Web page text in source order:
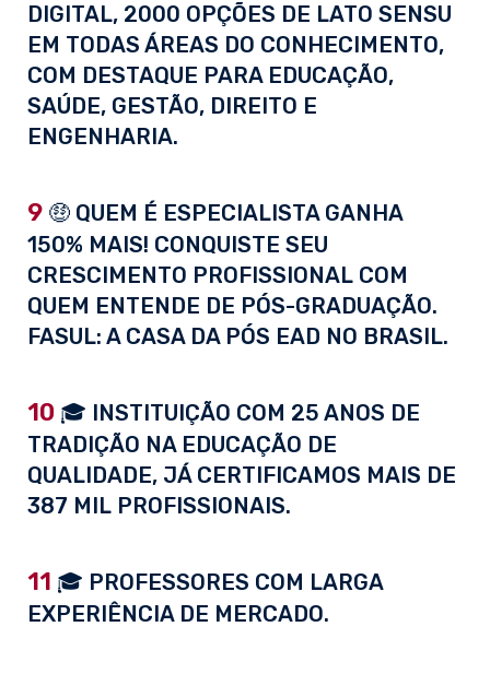
DIGITAL, 2000 OPÇÕES DE LATO SENSU
EM TODAS ÁREAS DO CONHECIMENTO,
COM DESTAQUE PARA EDUCAÇÃO,
SAÚDE, GESTÃO, DIREITO E
ENGENHARIA.
9 🤑 QUEM É ESPECIALISTA GANHA
150% MAIS! CONQUISTE SEU
CRESCIMENTO PROFISSIONAL COM
QUEM ENTENDE DE PÓS-GRADUAÇÃO.
FASUL: A CASA DA PÓS EAD NO BRASIL.
10 🎓 INSTITUIÇÃO COM 25 ANOS DE
TRADIÇÃO NA EDUCAÇÃO DE
QUALIDADE, JÁ CERTIFICAMOS MAIS DE
387 MIL PROFISSIONAIS.
11 🎓 PROFESSORES COM LARGA
EXPERIÊNCIA DE MERCADO.